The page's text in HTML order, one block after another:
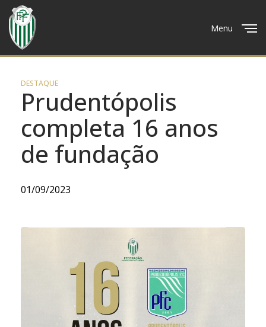
Menu
DESTAQUE
Prudentópolis
completa 16 anos
de fundação
01/09/2023